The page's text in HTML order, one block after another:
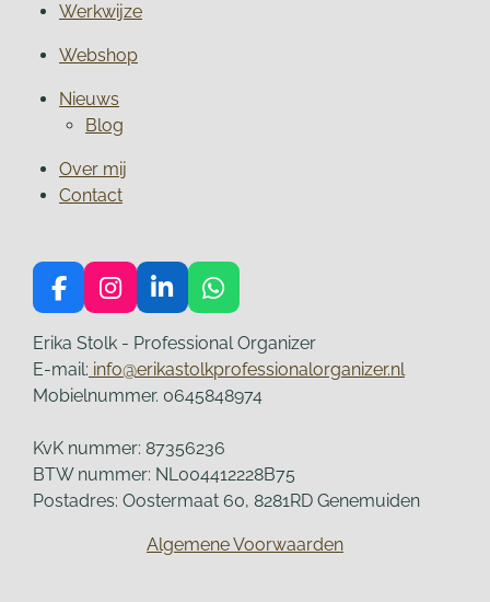
Werkwijze
Webshop
Nieuws
Blog
Over mij
Contact
F
a
c
e
b
k
I
n
s
t
a
a
m
L
i
n
k
e
n
W
h
a
t
s
p
Erika Stolk - Professional Organizer
E-mail: info@erikastolkprofessionalorganizer.nl
Mobielnummer. 0645848974
KvK nummer: 87356236
BTW nummer: NL004412228B75
Postadres: Oostermaat 60, 8281RD Genemuiden
Algemene Voorwaarden